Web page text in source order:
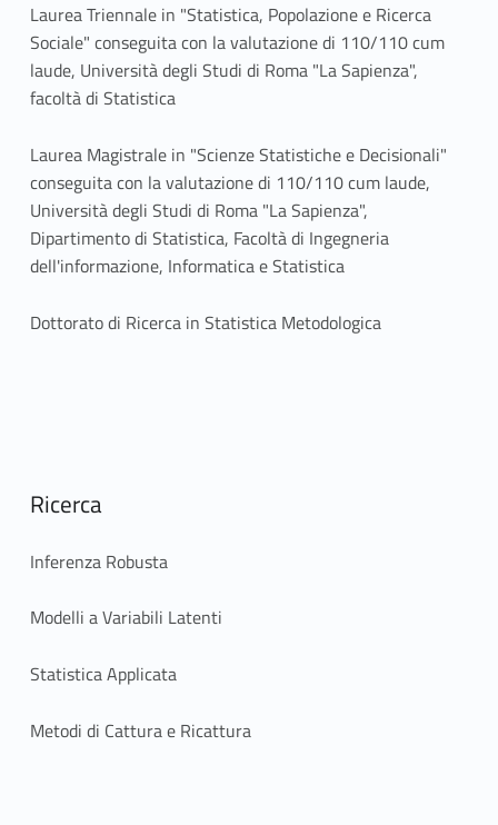
Laurea Triennale in "Statistica, Popolazione e Ricerca
Sociale" conseguita con la valutazione di 110/110 cum
laude, Università degli Studi di Roma "La Sapienza",
facoltà di Statistica
Laurea Magistrale in "Scienze Statistiche e Decisionali"
conseguita con la valutazione di 110/110 cum laude,
Università degli Studi di Roma "La Sapienza",
Dipartimento di Statistica, Facoltà di Ingegneria
dell'informazione, Informatica e Statistica
Dottorato di Ricerca in Statistica Metodologica
Ricerca
Inferenza Robusta
Modelli a Variabili Latenti
Statistica Applicata
Metodi di Cattura e Ricattura